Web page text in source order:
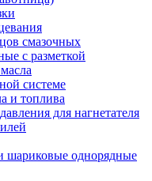
смазочных
с разметкой
системе
и топлива
для нагнетателя
однорядные